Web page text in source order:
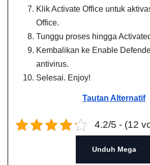
Klik Activate Office untuk
Office.
Tunggu proses hingga
Kembalikan ke Enable
antivirus.
Selesai. Enjoy!
Tautan Alternatif
4.2/5 - (12
Unduh Mega